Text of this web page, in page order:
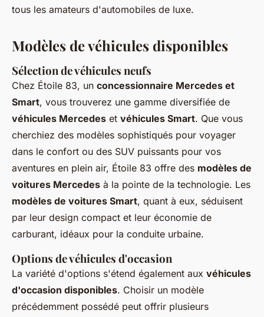
tous les amateurs d'automobiles de luxe.
Modèles de véhicules disponibles
Sélection de véhicules neufs
Chez Étoile 83, un concessionnaire Mercedes et
Smart, vous trouverez une gamme diversifiée de
véhicules Mercedes et véhicules Smart. Que vous
cherchiez des modèles sophistiqués pour voyager
dans le confort ou des SUV puissants pour vos
aventures en plein air, Étoile 83 offre des modèles de
voitures Mercedes à la pointe de la technologie. Les
modèles de voitures Smart, quant à eux, séduisent
par leur design compact et leur économie de
carburant, idéaux pour la conduite urbaine.
Options de véhicules d'occasion
La variété d'options s'étend également aux véhicules
d'occasion disponibles. Choisir un modèle
précédemment possédé peut offrir plusieurs